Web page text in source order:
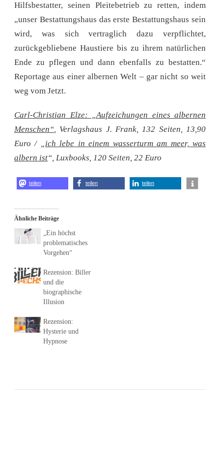
Hilfsbestatter, seinen Pleitebetrieb zu retten, indem
„unser Bestattungshaus das erste Bestattungshaus sein
wird, was sich vertraglich dazu verpflichtet,
zurückgebliebene Haustiere bis zu ihrem natürlichen
Ende zu pflegen und dann ebenfalls zu bestatten.“
Reportage aus einer albernen Welt – gar nicht so weit
weg vom Jetzt.
Carl-Christian Elze: „Aufzeichungen eines albernen
Menschen“, Verlagshaus J. Frank, 132 Seiten, 13,90
Euro / „ich lebe in einem wasserturm am meer, was
albern ist“, Luxbooks, 120 Seiten, 22 Euro
teilen teilen teilen
Ähnliche Beiträge
„Ein höchst
problematisches
Vorgehen“
Rezension: Biller
und die
biographische
Illusion
Rezension:
Hysterie und
Hypnose